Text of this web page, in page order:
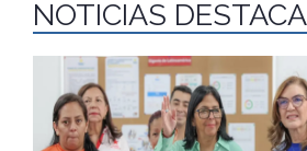
NOTICIAS